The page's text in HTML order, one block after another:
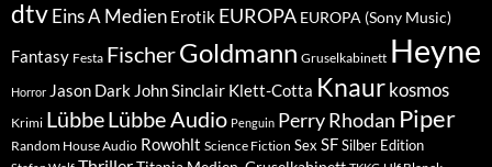
dtvEins A Medien Erotik EUROPA EUROPA (Sony Music)
Fantasy Festa FischerGoldmann Gruselkabinett Heyne
Horror Jason Dark John Sinclair Klett-Cotta Knaur kosmos
Krimi LübbeLübbe Audio Penguin Perry Rhodan Piper
Random House Audio Rowohlt Science Fiction Sex SFSilber Edition